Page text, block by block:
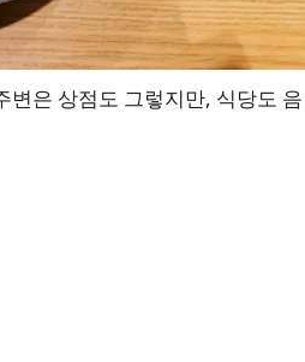
변은 상점도 그렇지만, 식당도 음